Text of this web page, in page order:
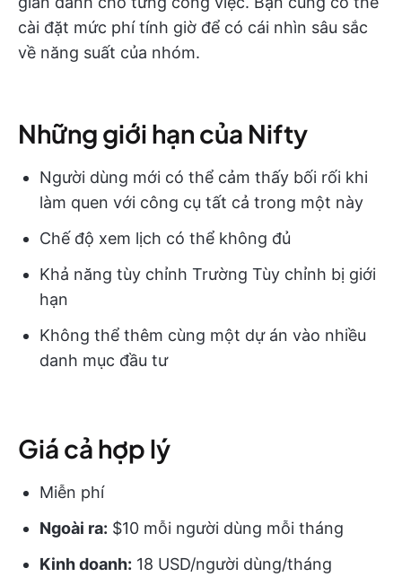
cài đặt mức phí tính giờ để có cái nhìn sâu sắc
về năng suất của nhóm.
Những giới hạn của Nifty
Người dùng mới có thể cảm thấy bối rối khi
làm quen với công cụ tất cả trong một này
Chế độ xem lịch có thể không đủ
Khả năng tùy chỉnh Trường Tùy chỉnh bị giới
hạn
Không thể thêm cùng một dự án vào nhiều
danh mục đầu tư
Giá cả hợp lý
Miễn phí
Ngoài ra: $10 mỗi người dùng mỗi tháng
Kinh doanh: 18 USD/người dùng/tháng